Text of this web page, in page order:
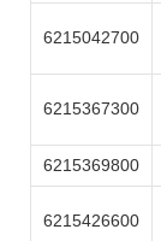
6215042700
6215367300
6215369800
6215426600